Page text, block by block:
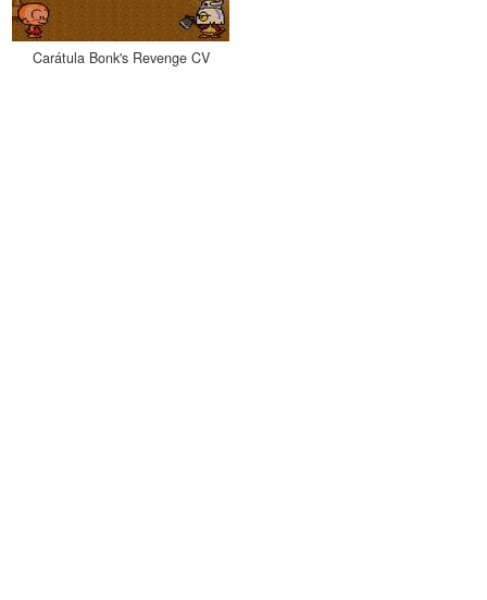
Carátula Bonk's Revenge CV